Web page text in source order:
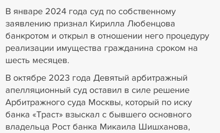
В январе 2024 года суд по собственному
заявлению признал Кирилла Любенцова
банкротом и открыл в отношении него процедуру
реализации имущества гражданина сроком на
шесть месяцев.
В октябре 2023 года Девятый арбитражный
апелляционный суд оставил в силе решение
Арбитражного суда Москвы, который по иску
банка «Траст» взыскал с бывшего основного
владельца Рост банка Микаила Шишханова,